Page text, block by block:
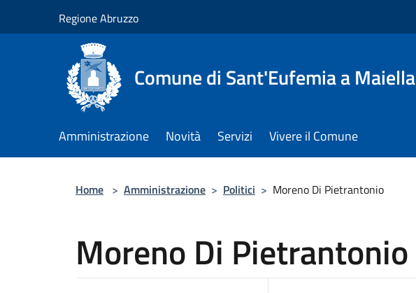
Regione Abruzzo
Comune di Sant'Eufemia a Maiella
Amministrazione Novità Servizi Vivere il Comune
Home > Amministrazione > Politici > Moreno Di Pietrantonio
Moreno Di Pietrantonio